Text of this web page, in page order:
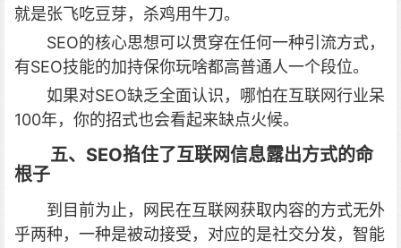
就是张飞吃豆芽，杀鸡用牛刀。
SEO的核心思想可以贯穿在任何一种引流方式，
有SEO技能的加持保你玩啥都高普通人一个段位。
如果对SEO缺乏全面认识，哪怕在互联网行业呆
100年，你的招式也会看起来缺点火候。
五、SEO掐住了互联网信息露出方式的命
根子
到目前为止，网民在互联网获取内容的方式无外
乎两种，一种是被动接受，对应的是社交分发，智能